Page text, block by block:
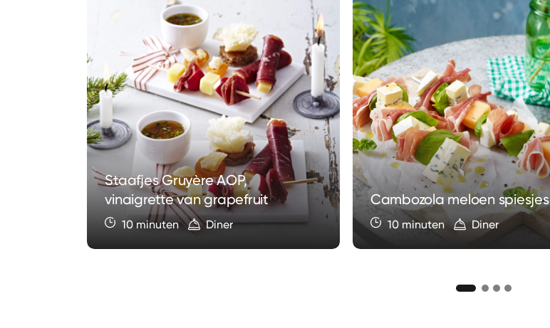
Staafjes Gruyère AOP,
vinaigrette van grapefruit
10 minuten Diner
Cambozola meloen spiesjes
10 minuten Diner